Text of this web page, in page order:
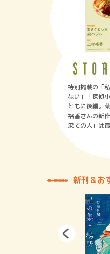
特別掲載の「
ない」「探偵
ともに後編。
裕香さんの新
果ての人」は
新刊＆お